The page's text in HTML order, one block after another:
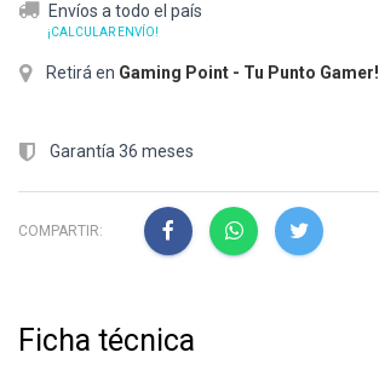
Envíos a todo el país
¡CALCULAR ENVÍO!
Retirá en Gaming Point - Tu Punto Gamer!
Garantía 36 meses
COMPARTIR:
Ficha técnica